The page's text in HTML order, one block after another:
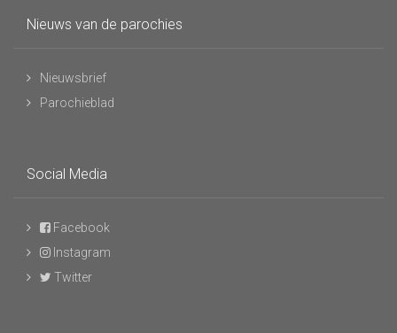
Nieuws van de parochies
Nieuwsbrief
Parochieblad
Social Media
Facebook
Instagram
Twitter